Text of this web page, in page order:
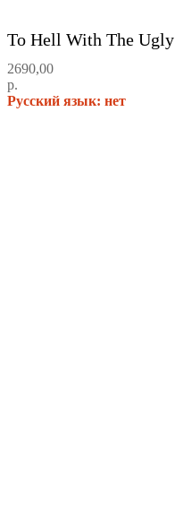
To Hell With The Ugly
2690,00
р.
Русский язык: нет